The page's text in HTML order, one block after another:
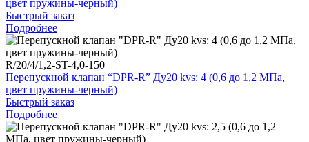
цвет пружины-черный)
Быстрый заказ
Подробнее
R/20/4/1,2-ST-4,0-150
Перепускной клапан “DPR-R” Ду20 kvs: 4 (0,6 до 1,2 МПа,
цвет пружины-черный)
Быстрый заказ
Подробнее